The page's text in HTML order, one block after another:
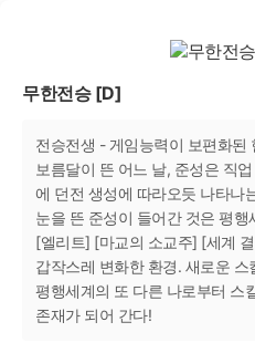
무한전승 [D]
전승전생 - 게임능력이 보편화된
보름달이 뜬 어느 날, 준성은 직
에 던전 생성에 따라오듯 나타나
눈을 뜬 준성이 들어간 것은 평
[엘리트] [마교의 소교주] [세계
갑작스레 변화한 환경. 새로운 스
평행세계의 또 다른 나로부터 스
존재가 되어 간다!